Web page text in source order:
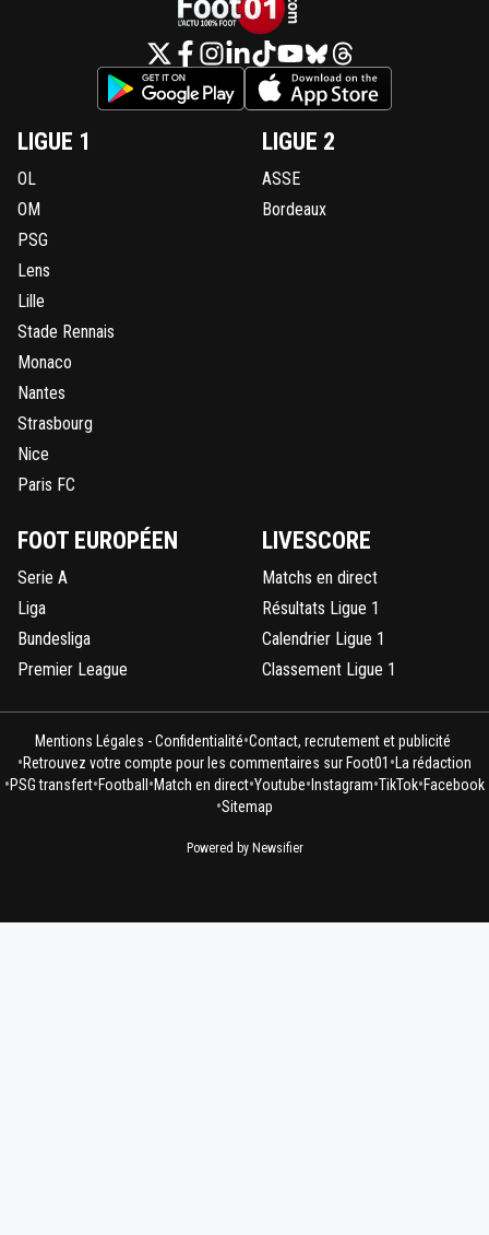
LIGUE 1
OL
OM
PSG
Lens
Lille
Stade Rennais
Monaco
Nantes
Strasbourg
Nice
Paris FC
LIGUE 2
ASSE
Bordeaux
FOOT EUROPÉEN
Serie A
Liga
Bundesliga
Premier League
LIVESCORE
Matchs en direct
Résultats Ligue 1
Calendrier Ligue 1
Classement Ligue 1
Mentions Légales - Confidentialité•Contact, recrutement et publicité
•Retrouvez votre compte pour les commentaires sur Foot01 •La rédaction
•PSG transfert•Football •Match en direct•Youtube• Instagram•TikTok•Facebook
•Sitemap
Powered by Newsifier